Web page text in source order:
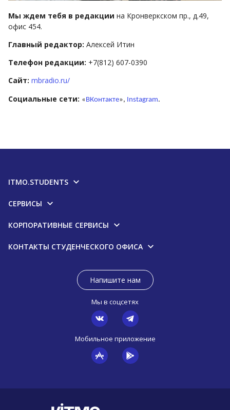
Мы ждем тебя в редакции на Кронверкском пр., д.49,
офис 454.
Главный редактор: Алексей Итин
Телефон редакции: +7(812) 607-0390
Сайт: mbradio.ru/
Социальные сети: «ВКонтакте», Instagram.
ITMO.STUDENTS
СЕРВИСЫ
КОРПОРАТИВНЫЕ СЕРВИСЫ
КОНТАКТЫ СТУДЕНЧЕСКОГО ОФИСА
Напишите нам
Мы в соцсетях
Мобильное приложение